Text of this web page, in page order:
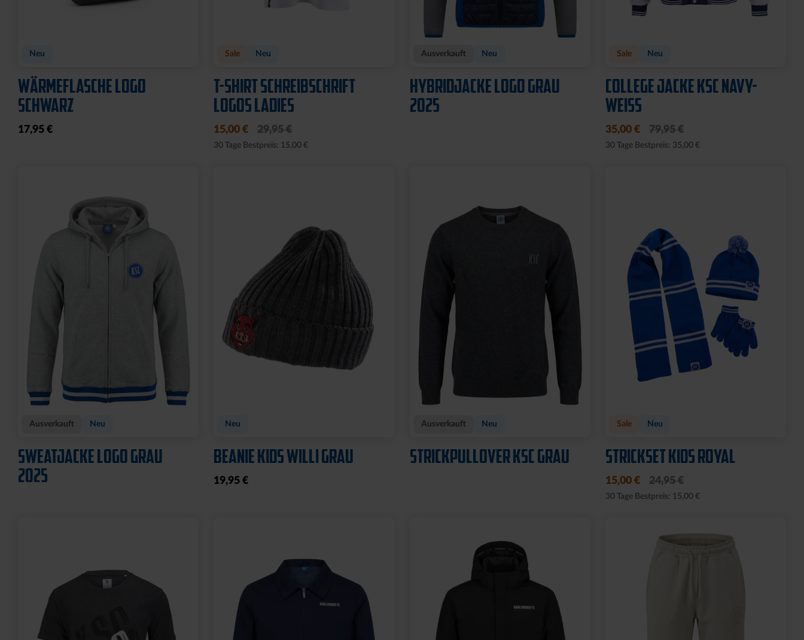
Neu
WÄRMEFLASCHE LOGO
SCHWARZ
17,95 €
Sale Neu
T-SHIRT SCHREIBSCHRIFT
LOGOS LADIES
15,00 € 29,95 €
30 Tage Bestpreis: 15,00 €
Ausverkauft Neu
HYBRIDJACKE LOGO GRAU
2025
Sale Neu
COLLEGE JACKE KSC NAVY-
WEISS
35,00 € 79,95 €
30 Tage Bestpreis: 35,00 €
Ausverkauft Neu
SWEATJACKE LOGO GRAU
2025
Neu
BEANIE KIDS WILLI GRAU
19,95 €
Ausverkauft Neu
STRICKPULLOVER KSC GRAU
Sale Neu
STRICKSET KIDS ROYAL
15,00 € 24,95 €
30 Tage Bestpreis: 15,00 €